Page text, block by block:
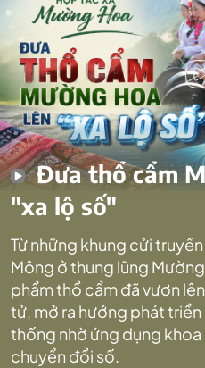
Đưa thổ cẩm
"xa lộ số"
Từ những khung cửi
Mông ở thung lũng
phẩm thổ cẩm đã vươn
tử, mở ra hướng phát
thống nhờ ứng dụng
chuyển đổi số.